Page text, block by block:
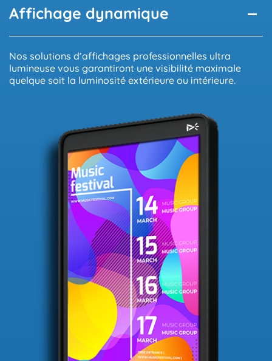
Affichage dynamique
Nos solutions d’affichages professionnelles ultra
lumineuse vous garantiront une visibilité maximale
quelque soit la luminosité extérieure ou intérieure.